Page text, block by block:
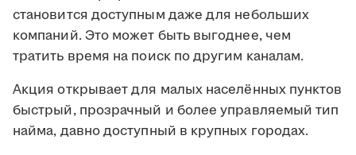
становится доступным даже для небольших
компаний. Это может быть выгоднее, чем
тратить время на поиск по другим каналам.
Акция открывает для малых населённых пунктов
быстрый, прозрачный и более управляемый тип
найма, давно доступный в крупных городах.